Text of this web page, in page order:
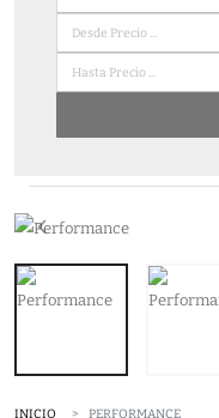
INICIO PERFORMANCE